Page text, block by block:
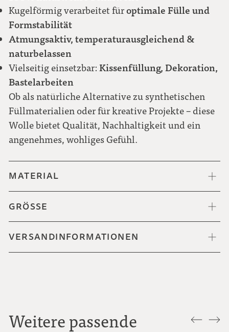
Kugelförmig verarbeitet füroptimale Fülle und
Formstabilität
Atmungsaktiv, temperaturausgleichend &
naturbelassen
Vielseitig einsetzbar:Kissenfüllung, Dekoration,
Bastelarbeiten
Ob als natürliche Alternative zu synthetischen
Füllmaterialien oder für kreative Projekte – diese
Wolle bietet Qualität, Nachhaltigkeit und ein
angenehmes, wohliges Gefühl.
MATERIAL
GRÖSSE
VERSANDINFORMATIONEN
Weitere passende